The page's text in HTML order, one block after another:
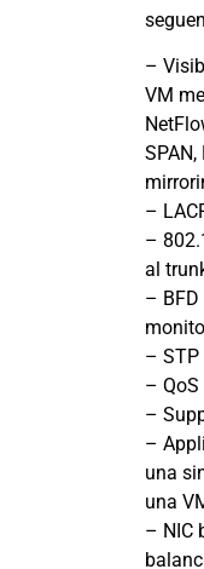
–
VM
SPAN,
–
–
al
– BFD
– STP
–
–
–
una
una
– NIC